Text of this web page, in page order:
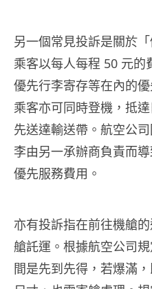
另一個常見投訴是關於
乘客以每人每程 50 元的
優先行李寄存等在內的
乘客亦可同時登機，抵
先送達輸送帶。航空公
李由另一承辦商負責而
優先服務費用。
亦有投訴指在前往機艙
艙託運。根據航空公司
間是先到先得，若爆滿